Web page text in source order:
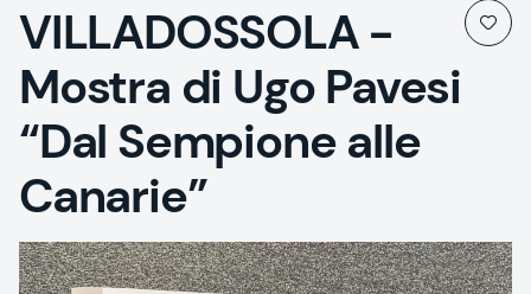
VILLADOSSOLA -
Mostra di Ugo Pavesi
“Dal Sempione alle
Canarie”